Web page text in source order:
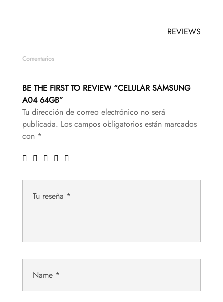
REVIEWS
Comentarios
BE THE FIRST TO REVIEW “CELULAR SAMSUNG
A04 64GB”
Tu dirección de correo electrónico no será
publicada. Los campos obligatorios están marcados
con *